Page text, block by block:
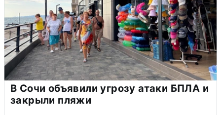
В Сочи объявили угрозу атаки БПЛА и
закрыли пляжи